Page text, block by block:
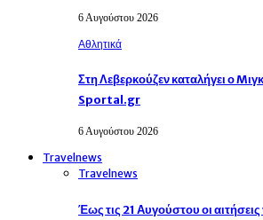
6 Αυγούστου 2026
Αθλητικά
Στη Λεβερκούζεν καταλήγει ο
Sportal.gr
6 Αυγούστου 2026
Travelnews
Travelnews
Έως τις 21 Αυγούστου οι